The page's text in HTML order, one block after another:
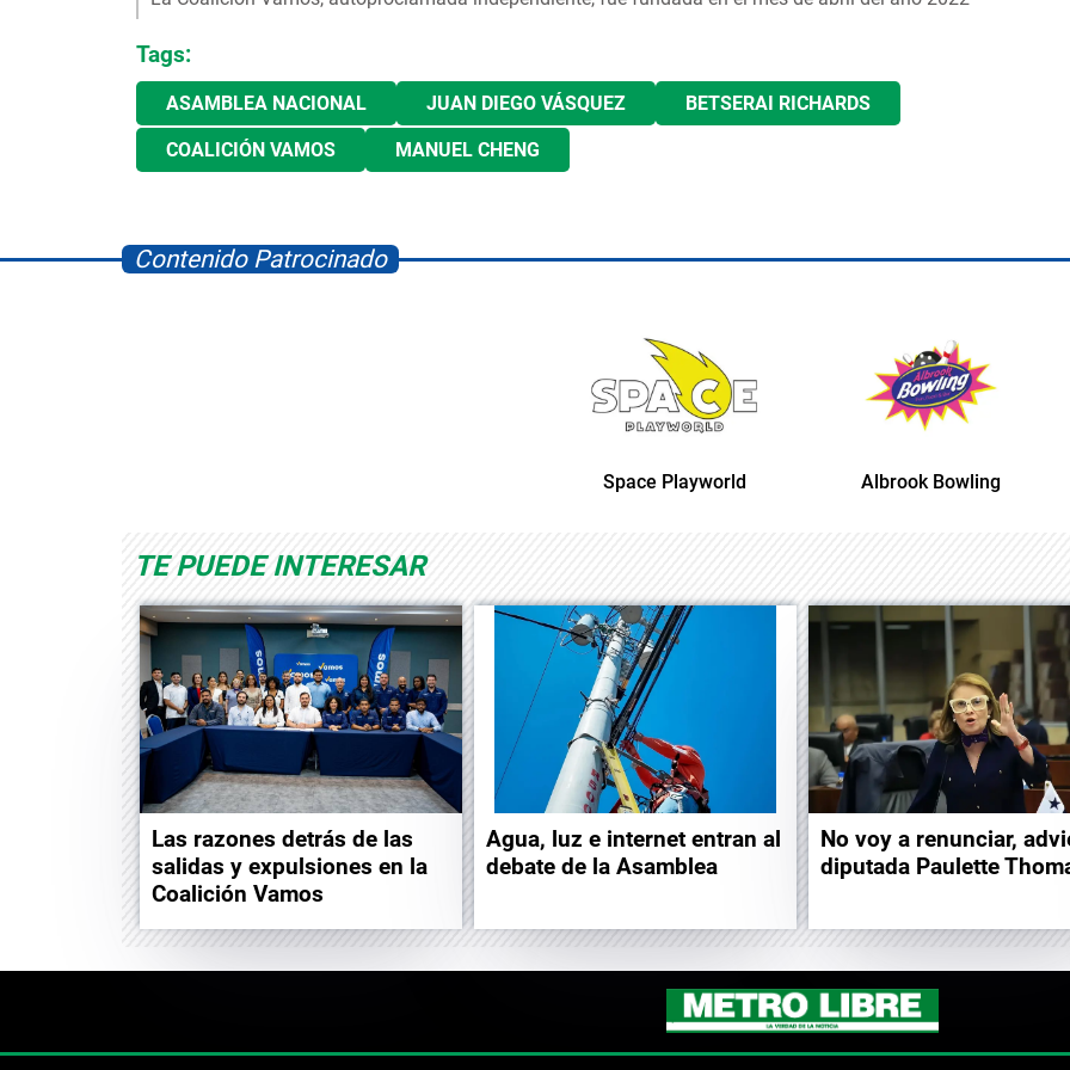
Tags:
ASAMBLEA NACIONAL JUAN DIEGO VÁSQUEZ BETSERAI RICHARDS
COALICIÓN VAMOS MANUEL CHENG
Contenido Patrocinado
Space Playworld Albrook Bowling
TE PUEDE INTERESAR
Las razones detrás de las
salidas y expulsiones en la
Coalición Vamos
Agua, luz e internet entran al
debate de la Asamblea
No voy a renunciar,
diputada Paulette